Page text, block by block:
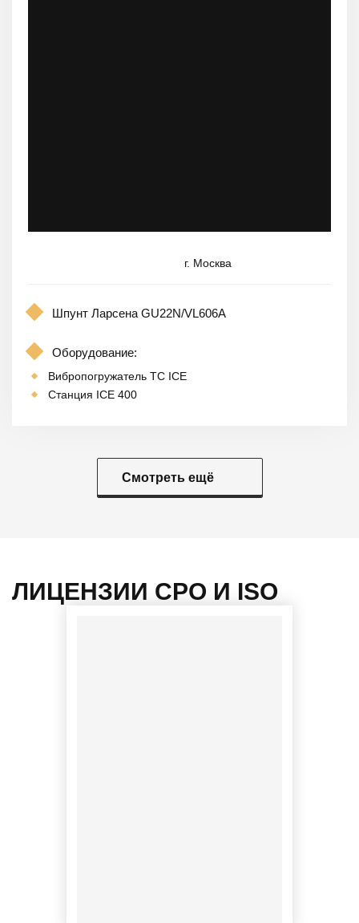
г. Москва
Шпунт Ларсена GU22N/VL606A
Оборудование:
Вибропогружатель TC ICE
Станция ICE 400
Смотреть ещё
ЛИЦЕНЗИИ СРО И ISO